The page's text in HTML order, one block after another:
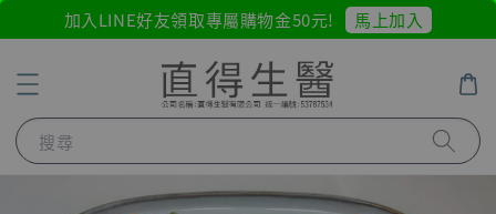
加入LINE好友領取專屬購物金50元! 馬上加入
搜尋